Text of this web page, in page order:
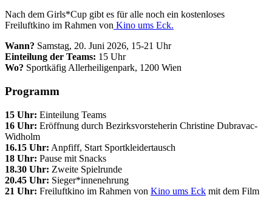
Nach dem Girls*Cup gibt es für alle noch ein kostenloses
Freiluftkino im Rahmen von Kino ums Eck.
Wann? Samstag, 20. Juni 2026, 15-21 Uhr
Einteilung der Teams: 15 Uhr
Wo? Sportkäfig Allerheiligenpark, 1200 Wien
Programm
15 Uhr: Einteilung Teams
16 Uhr: Eröffnung durch Bezirksvorsteherin Christine Dubravac-
Widholm
16.15 Uhr: Anpfiff, Start Sportkleidertausch
18 Uhr: Pause mit Snacks
18.30 Uhr: Zweite Spielrunde
20.45 Uhr: Sieger*innenehrung
21 Uhr: Freiluftkino im Rahmen von Kino ums Eck mit dem Film